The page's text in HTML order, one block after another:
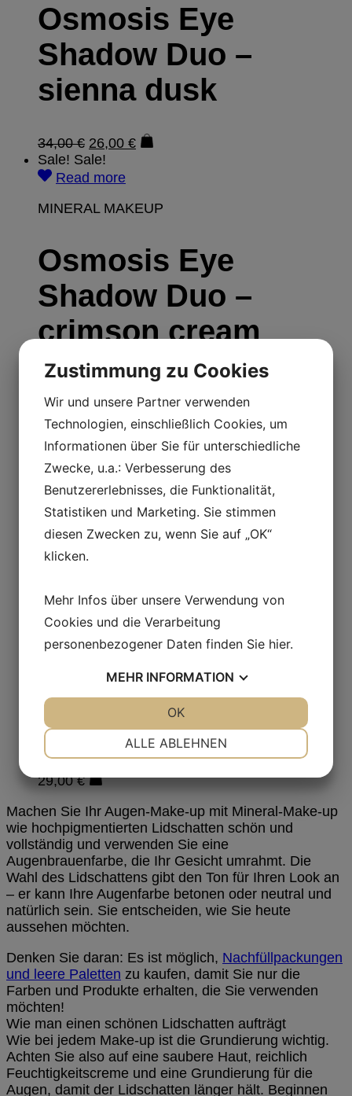
Osmosis Eye
Shadow Duo –
sienna dusk
34,00€ 26,00 €
Sale! Sale!
Read more
MINERAL MAKEUP
Osmosis Eye
Shadow Duo –
crimson cream
Sale! Sale!
Read more
MINERAL MAKEUP
Osmosis Eye
Shadow Trio –
aubergine
4,00€ 3,00€
Read more
MINERAL MAKEUP
Osmosis Eye Pencil
29,00€
Machen Sie Ihr Augen-Make-up mit Mineral-Make-up
wie hochpigmentierten Lidschatten schön und
vollständig und verwenden Sie eine
Augenbrauenfarbe, die Ihr Gesicht umrahmt. Die
Wahl des Lidschattens gibt den Ton für Ihren Look an
– er kann Ihre Augenfarbe betonen oder neutral und
natürlich sein. Sie entscheiden, wie Sie heute
aussehen möchten.
Denken Sie daran: Es ist möglich, Nachfüllpackungen
und leere Paletten zu kaufen, damit Sie nur die
Farben und Produkte erhalten, die Sie verwenden
möchten!
Wie man einen schönen Lidschatten aufträgt
Wie bei jedem Make-up ist die Grundierung wichtig.
Achten Sie also auf eine saubere Haut, reichlich
Feuchtigkeitscreme und eine Grundierung für die
Augen, damit der Lidschatten länger hält. Beginnen
Zustimmung zu Cookies
Wir und unsere Partner verwenden
Technologien, einschließlich Cookies, um
Informationen über Sie für unterschiedliche
Zwecke, u.a.: Verbesserung des
Benutzererlebnisses, die Funktionalität,
Statistiken und Marketing. Sie stimmen
diesen Zwecken zu, wenn Sie auf „OK“
klicken.
Mehr Infos über unsere Verwendung von
Cookies und die Verarbeitung
personenbezogener Daten finden Sie hier.
MEHR INFORMATION
ALLE ABLEHNEN
OK